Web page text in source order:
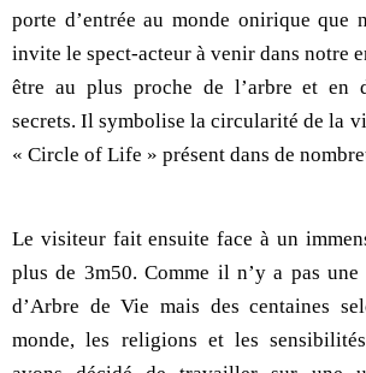
porte d’entrée au monde onirique que
invite le spect-acteur à venir dans notre
être au plus proche de l’arbre et en
secrets. Il symbolise la circularité de la
« Circle of Life » présent dans de
Le visiteur fait ensuite face à un
plus de 3m50. Comme il n’y a pas une
d’Arbre de Vie mais des centaines
monde, les religions et les